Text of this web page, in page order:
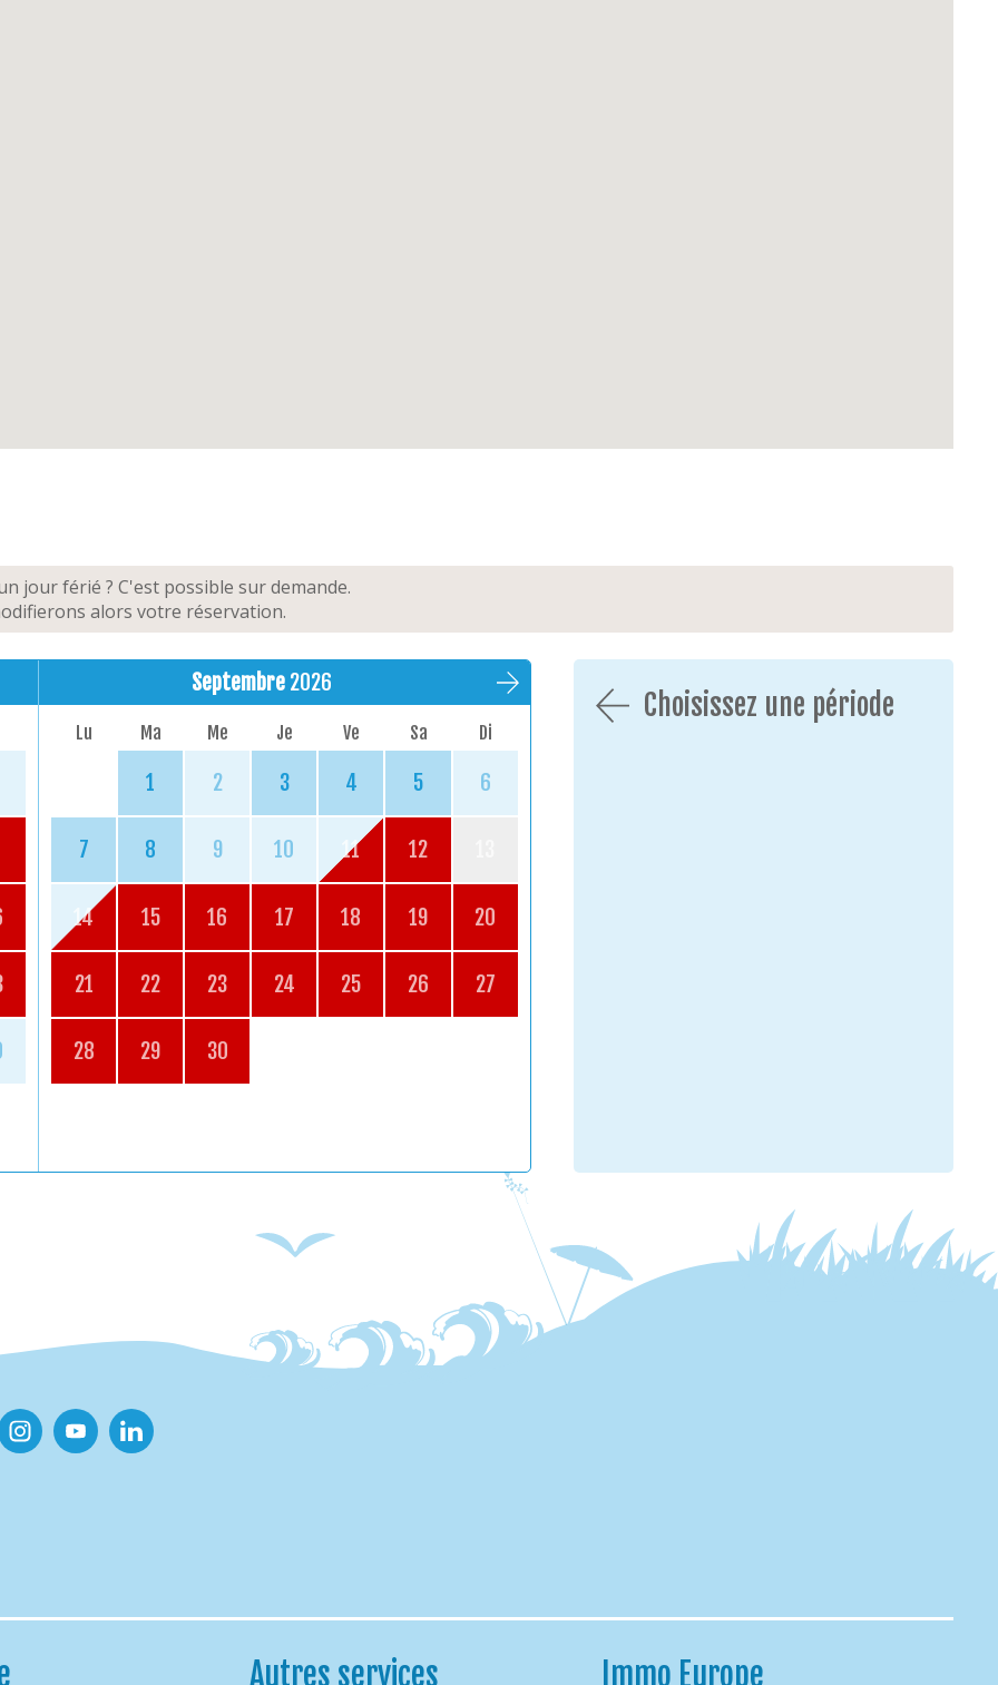
jour férié ? C'est possible sur demande.
alors votre réservation.
Septembre 2026
Lu Ma Me Je Ve Sa Di
1 2 3 4 5 6
7 8 9 10 11 12
14 15 16 17 18 19 20
21 22 23 24 25 26 27
28 29 30
Choisissez une période
Autres services Immo Europe